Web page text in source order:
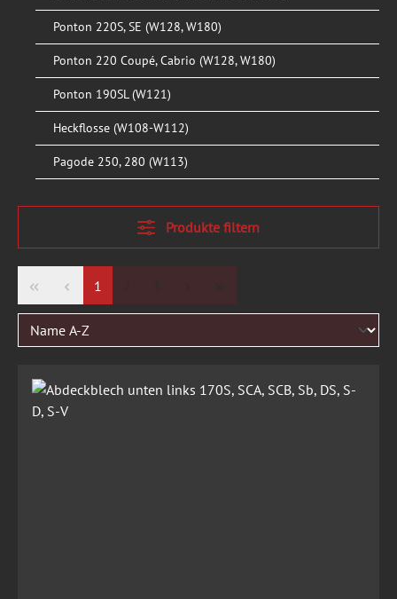
Ponton 220S, SE (W128, W180)
Ponton 220 Coupé, Cabrio (W128, W180)
Ponton 190SL (W121)
Heckflosse (W108-W112)
Pagode 250, 280 (W113)
Produkte filtern
Seite
1